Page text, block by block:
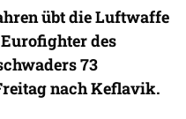
übt die Luftwaffe
des
73
nach Keflavik.